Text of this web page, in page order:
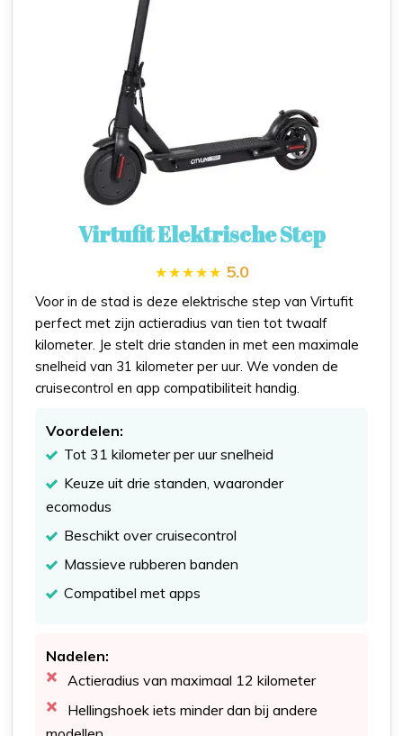
Virtufit Elektrische Step
5.0
Voor in de stad is deze elektrische step van Virtufit
perfect met zijn actieradius van tien tot twaalf
kilometer. Je stelt drie standen in met een maximale
snelheid van 31 kilometer per uur. We vonden de
cruisecontrol en app compatibiliteit handig.
Voordelen:
Tot 31 kilometer per uur snelheid
Keuze uit drie standen, waaronder
ecomodus
Beschikt over cruisecontrol
Massieve rubberen banden
Compatibel met apps
Nadelen:
Actieradius van maximaal 12 kilometer
Hellingshoek iets minder dan bij andere